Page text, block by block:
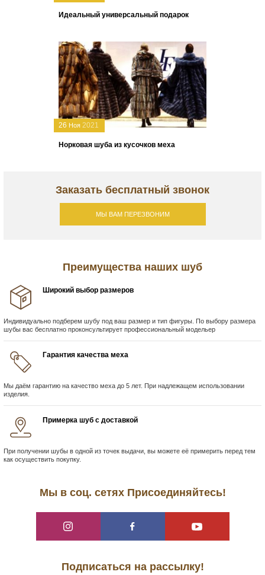
Идеальный универсальный подарок
26 Ноя 2021
Норковая шуба из кусочков меха
Заказать бесплатный звонок
МЫ ВАМ ПЕРЕЗВОНИМ
Преимущества наших шуб
Широкий выбор размеров
Индивидуально подберем шубу под ваш размер и тип фигуры. По выбору размера
шубы вас бесплатно проконсультирует профессиональный модельер
Гарантия качества меха
Мы даём гарантию на качество меха до 5 лет. При надлежащем использовании
изделия.
Примерка шуб с доставкой
При получении шубы в одной из точек выдачи, вы можете её примерить перед тем
как осуществить покупку.
Мы в соц. сетях Присоединяйтесь!
Подписаться на рассылку!